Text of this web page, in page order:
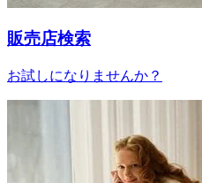
販売店検索
お試しになりませんか？